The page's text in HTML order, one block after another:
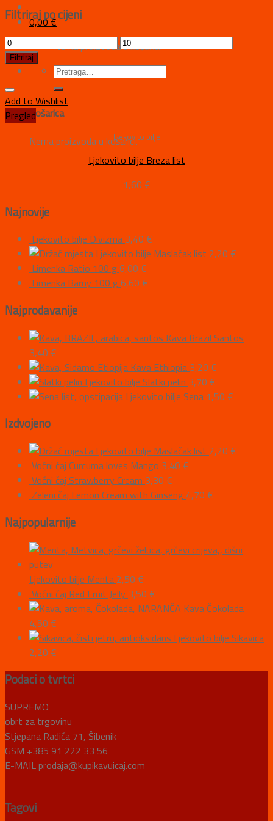
0,00€
Nema proizvoda u košarici.
Košarica
Nema proizvoda u košarici.
Filtriraj po cijeni
Filtriraj
Add to Wishlist
Pregled
Ljekovito bilje
Ljekovito bilje Breza list
1,60 €
Najnovije
Ljekovito bilje Divizma 3,40 €
Ljekovito bilje Maslačak list 2,20 €
Limenka Ratio 100 g 6,00 €
Limenka Barny 100 g 6,60 €
Najprodavanije
Kava Brazil Santos
3,40 €
Kava Ethiopia 3,20 €
Ljekovito bilje Slatki pelin 3,70 €
Ljekovito bilje Sena 1,50 €
Izdvojeno
Ljekovito bilje Maslačak list 2,20 €
Voćni čaj Curcuma loves Mango 3,40 €
Voćni čaj Strawberry Cream 3,30 €
Zeleni čaj Lemon Cream with Ginseng 4,70 €
Najpopularnije
Ljekovito bilje Menta 2,50 €
Voćni čaj Red Fruit Jelly 3,50 €
Kava Čokolada
4,50 €
Ljekovito bilje Sikavica
2,20 €
Podaci o tvrtci
SUPREMO
obrt za trgovinu
Stjepana Radića 71, Šibenik
GSM +385 91 222 33 56
E-MAIL prodaja@kupikavuicaj.com
Tagovi